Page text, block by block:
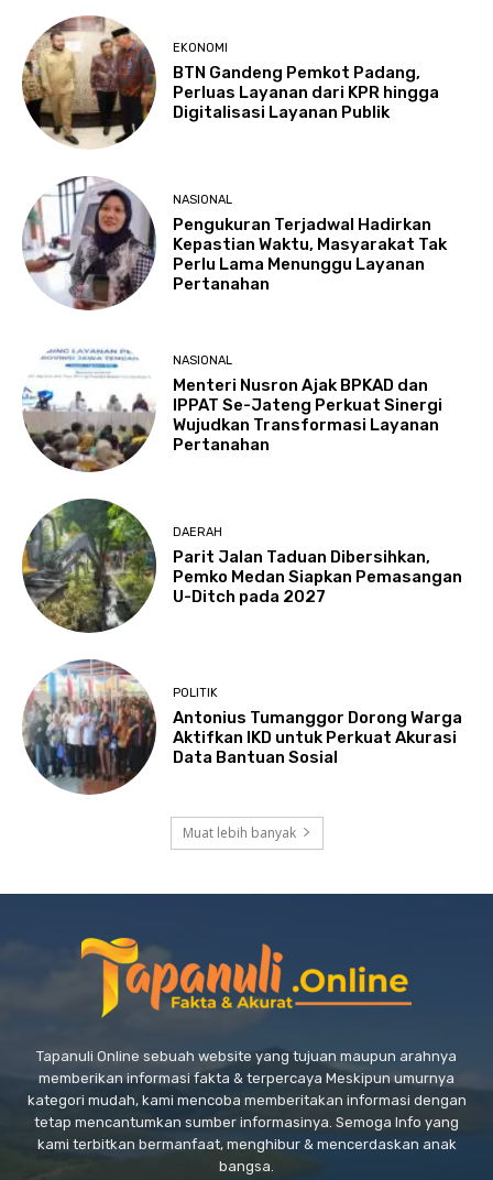
EKONOMI
BTN Gandeng Pemkot Padang,
Perluas Layanan dari KPR hingga
Digitalisasi Layanan Publik
NASIONAL
Pengukuran Terjadwal Hadirkan
Kepastian Waktu, Masyarakat Tak
Perlu Lama Menunggu Layanan
Pertanahan
NASIONAL
Menteri Nusron Ajak BPKAD dan
IPPAT Se-Jateng Perkuat Sinergi
Wujudkan Transformasi Layanan
Pertanahan
DAERAH
Parit Jalan Taduan Dibersihkan,
Pemko Medan Siapkan Pemasangan
U-Ditch pada 2027
POLITIK
Antonius Tumanggor Dorong Warga
Aktifkan IKD untuk Perkuat Akurasi
Data Bantuan Sosial
Muat lebih banyak
Tapanuli Online sebuah website yang tujuan maupun arahnya
memberikan informasi fakta & terpercaya Meskipun umurnya
kategori mudah, kami mencoba memberitakan informasi dengan
tetap mencantumkan sumber informasinya. Semoga Info yang
kami terbitkan bermanfaat, menghibur & mencerdaskan anak
bangsa.